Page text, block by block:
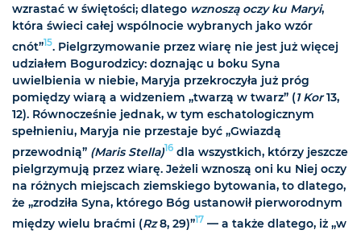
wzrastać w świętości; dlatego wznoszą oczy ku Maryi,
która świeci całej wspólnocie wybranych jako wzór
cnót”15. Pielgrzymowanie przez wiarę nie jest już więcej
udziałem Bogurodzicy: doznając u boku Syna
uwielbienia w niebie, Maryja przekroczyła już próg
pomiędzy wiarą a widzeniem „twarzą w twarz” (1 Kor13,
12). Równocześnie jednak, w tym eschatologicznym
spełnieniu, Maryja nie przestaje być „Gwiazdą
przewodnią” (Maris Stella)16 dla wszystkich, którzy jeszcze
pielgrzymują przez wiarę. Jeżeli wznoszą oni ku Niej oczy
na różnych miejscach ziemskiego bytowania, to dlatego,
że „zrodziła Syna, którego Bóg ustanowił pierworodnym
między wielu braćmi (Rz8, 29)”17 — a także dlatego, iż „w